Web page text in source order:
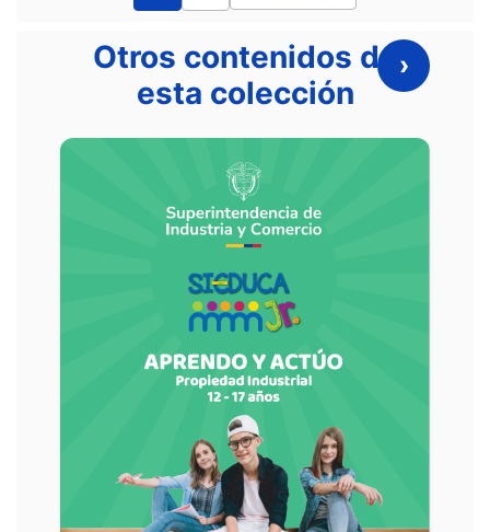
Otros contenidos de
esta colección
›